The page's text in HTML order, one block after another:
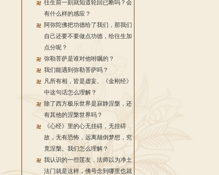
往生前一刻就知道轮回已断吗？会
有什么样的感应？
阿弥陀佛把功德给了我们，那我们
自己还要不要做点功德，给往生加
点分呢？
弥勒菩萨是谁对他咐嘱的？
我们能遇到弥勒菩萨吗？
凡所有相，皆是虚妄。《金刚经》
中这句话怎么理解？
除了西方极乐世界是寂静涅槃，还
有其他的涅槃世界吗？
《心经》里的心无挂碍，无挂碍
故，无有恐怖，远离颠倒梦想，究
竟涅槃。我们怎么理解？
我认识的一些莲友，法师以为净土
法门就是这样，佛号念到哪里也就